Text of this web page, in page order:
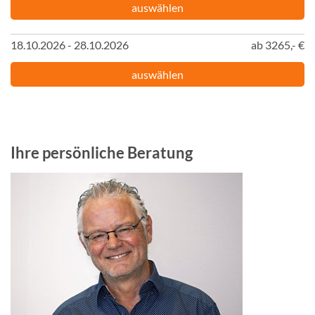
auswählen
18.10.2026 - 28.10.2026 ab 3265,- €
auswählen
Ihre persönliche Beratung